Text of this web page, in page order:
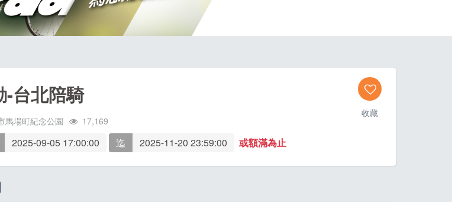
收藏
-台北陪騎
馬場町紀念公園 17,169
2025-09-05 17:00:00 迄 2025-11-20 23:59:00 或額滿為止